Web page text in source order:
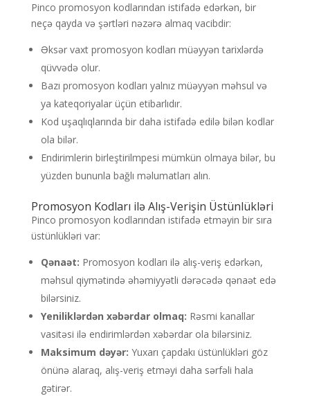
Pinco promosyon kodlarından istifadə edərkən, bir
neçə qayda və şərtləri nəzərə almaq vacibdir:
Əksər vaxt promosyon kodları müəyyən tarixlərdə
qüvvədə olur.
Bazı promosyon kodları yalnız müəyyən məhsul və
ya kateqoriyalar üçün etibarlıdır.
Kod uşaqlıqlarında bir daha istifadə edilə bilən kodlar
ola bilər.
Endirimlerin birleştirilmpesi mümkün olmaya bilər, bu
yüzden bununla bağlı məlumatları alın.
Promosyon Kodları ilə Alış-Verişin Üstünlükləri
Pinco promosyon kodlarından istifadə etməyin bir sıra
üstünlükləri var:
Qənaət: Promosyon kodları ilə alış-veriş edərkən,
məhsul qiymətində əhəmiyyətli dərəcədə qənaət edə
bilərsiniz.
Yeniliklərdən xəbərdar olmaq: Rəsmi kanallar
vasitəsi ilə endirimlərdən xəbərdar ola bilərsiniz.
Maksimum dəyər: Yuxarı çapdakı üstünlükləri göz
önünə alaraq, alış-veriş etməyi daha sərfəli hala
gətirər.